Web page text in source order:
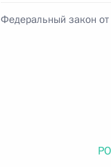
Федеральный
Федеральный
Федеральный закон